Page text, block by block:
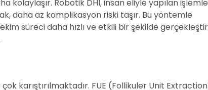
kolaylaşır. Robotik DHI, insan eliyle yapılan
daha az komplikasyon riski taşır. Bu yöntemle
süreci daha hızlı ve etkili bir şekilde
karıştırılmaktadır. FUE (Follikuler Unit